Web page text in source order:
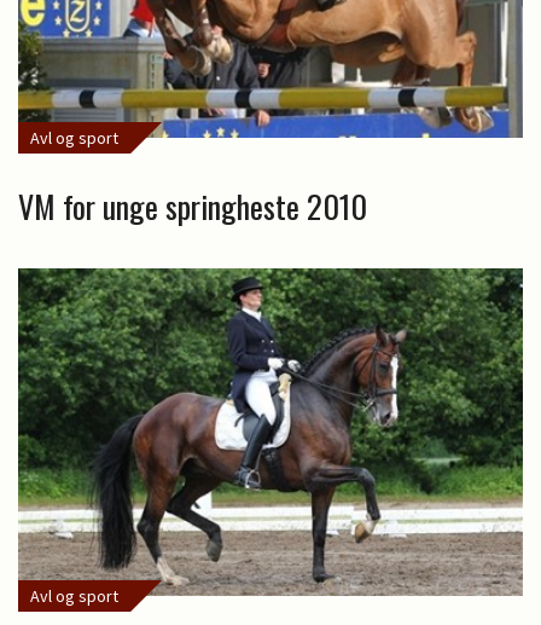
Avl og sport
VM for unge springheste 2010
Avl og sport